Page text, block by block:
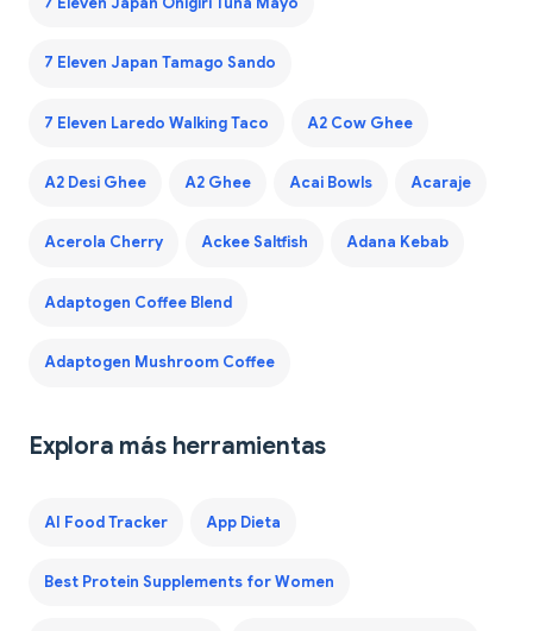
7 Eleven Japan Tamago Sando
7 Eleven Laredo Walking Taco A2 Cow Ghee
A2 Desi Ghee A2 Ghee Acai Bowls Acaraje
Acerola Cherry Ackee Saltfish Adana Kebab
Adaptogen Coffee Blend
Adaptogen Mushroom Coffee
Explora más herramientas
AI Food Tracker App Dieta
Best Protein Supplements for Women